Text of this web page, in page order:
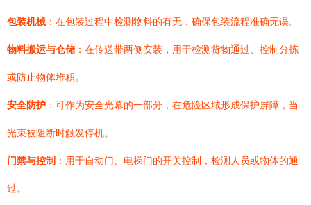
包装机械 ：在包装过程中检测物料的有无，确保包装流程准确无误。
物料搬运与仓储 ：在传送带两侧安装，用于检测货物通过、控制分拣
或防止物体堆积。
安全防护 ：可作为安全光幕的一部分，在危险区域形成保护屏障，当
光束被阻断时触发停机。
门禁与控制 ：用于自动门、电梯门的开关控制，检测人员或物体的通
过。